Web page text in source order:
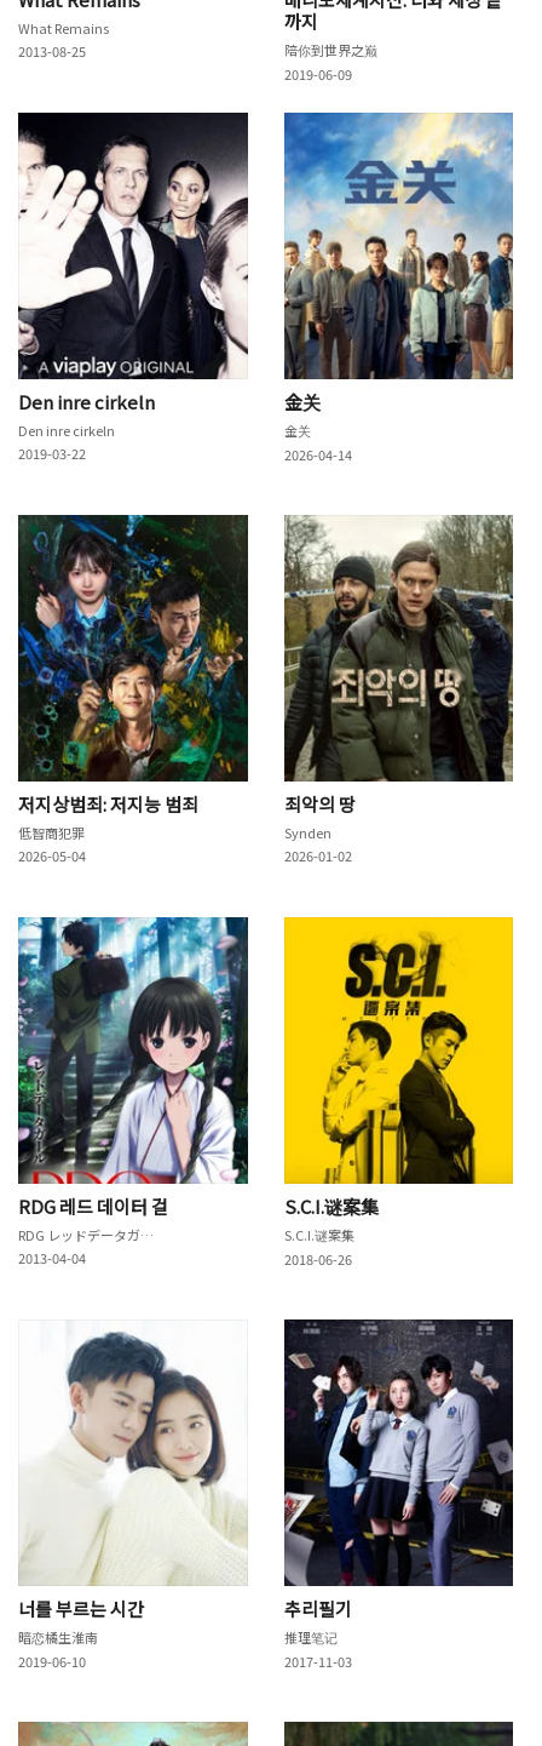
What Remains
2013-08-25
까지
陪你到世界之巅
2019-06-09
Den inre cirkeln
Den inre cirkeln
2019-03-22
金关
金关
2026-04-14
저지상범죄: 저지능 범죄
低智商犯罪
2026-05-04
죄악의 땅
Synden
2026-01-02
RDG 레드 데이터 걸
RDG レッドデータガール
2013-04-04
S.C.I.谜案集
S.C.I.谜案集
2018-06-26
너를 부르는 시간
暗恋橘生淮南
2019-06-10
추리필기
推理笔记
2017-11-03